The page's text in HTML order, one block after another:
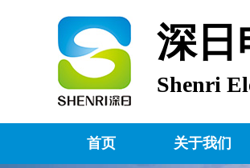
深日
Shenri
首页 关于我们